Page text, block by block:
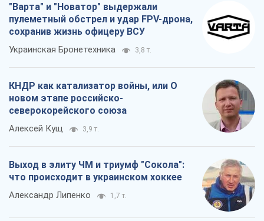
"Варта" и "Новатор" выдержали
пулеметный обстрел и удар FPV-дрона,
сохранив жизнь офицеру ВСУ
Украинская Бронетехника 3,8 т.
КНДР как катализатор войны, или О
новом этапе российско-
северокорейского союза
Алексей Кущ 3,9 т.
Выход в элиту ЧМ и триумф "Сокола":
что происходит в украинском хоккее
Александр Липенко 1,7 т.